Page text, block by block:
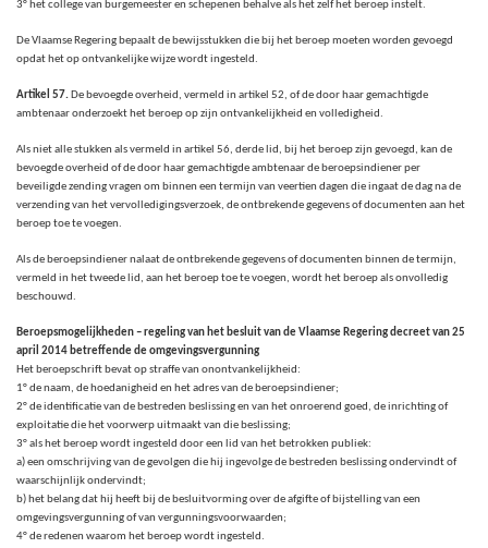
3° het college van burgemeester en schepenen behalve als het zelf het beroep instelt.
De Vlaamse Regering bepaalt de bewijsstukken die bij het beroep moeten worden gevoegd
opdat het op ontvankelijke wijze wordt ingesteld.
Artikel 57. De bevoegde overheid, vermeld in artikel 52, of de door haar gemachtigde
ambtenaar onderzoekt het beroep op zijn ontvankelijkheid en volledigheid.
Als niet alle stukken als vermeld in artikel 56, derde lid, bij het beroep zijn gevoegd, kan de
bevoegde overheid of de door haar gemachtigde ambtenaar de beroepsindiener per
beveiligde zending vragen om binnen een termijn van veertien dagen die ingaat de dag na de
verzending van het vervolledigingsverzoek, de ontbrekende gegevens of documenten aan het
beroep toe te voegen.
Als de beroepsindiener nalaat de ontbrekende gegevens of documenten binnen de termijn,
vermeld in het tweede lid, aan het beroep toe te voegen, wordt het beroep als onvolledig
beschouwd.
Beroepsmogelijkheden – regeling van het besluit van de Vlaamse Regering decreet van 25
april 2014 betreffende de omgevingsvergunning
Het beroepschrift bevat op straffe van onontvankelijkheid:
1° de naam, de hoedanigheid en het adres van de beroepsindiener;
2° de identificatie van de bestreden beslissing en van het onroerend goed, de inrichting of
exploitatie die het voorwerp uitmaakt van die beslissing;
3° als het beroep wordt ingesteld door een lid van het betrokken publiek:
a) een omschrijving van de gevolgen die hij ingevolge de bestreden beslissing ondervindt of
waarschijnlijk ondervindt;
b) het belang dat hij heeft bij de besluitvorming over de afgifte of bijstelling van een
omgevingsvergunning of van vergunningsvoorwaarden;
4° de redenen waarom het beroep wordt ingesteld.